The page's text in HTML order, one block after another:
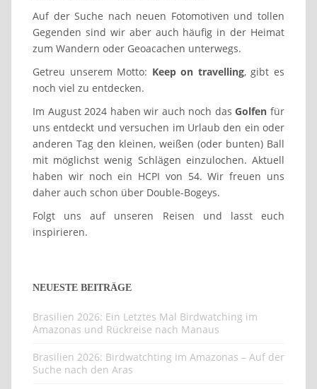
Auf der Suche nach neuen Fotomotiven und tollen
Gegenden sind wir aber auch häufig in der Heimat
zum Wandern oder Geoacachen unterwegs.
Getreu unserem Motto: Keep on travelling, gibt es
noch viel zu entdecken.
Im August 2024 haben wir auch noch dasGolfen für
uns entdeckt und versuchen im Urlaub den ein oder
anderen Tag den kleinen, weißen (oder bunten) Ball
mit möglichst wenig Schlägen einzulochen. Aktuell
haben wir noch ein HCPI von 54. Wir freuen uns
daher auch schon über Double-Bogeys.
Folgt uns auf unseren Reisen und lasst euch
inspirieren.
NEUESTE BEITRÄGE
Brasilien 2026: Ein Letztes Mal Birdwatching im
Amazonas und Rückreise nach Manaus
Brasilien 2026: Birdwatchting im Amazonas – Auf der
Suche nach den Aras